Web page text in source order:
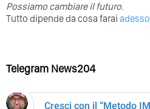
Possiamo cambiare il futuro.
Tutto dipende da cosa farai adesso
Telegram News204